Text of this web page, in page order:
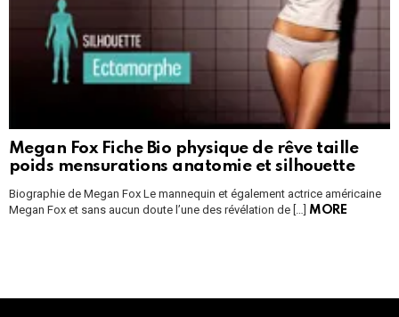
Megan Fox Fiche Bio physique de rêve taille
poids mensurations anatomie et silhouette
Biographie de Megan Fox Le mannequin et également actrice américaine
Megan Fox et sans aucun doute l’une des révélation de […] MORE